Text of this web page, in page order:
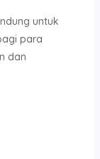
untuk
para
dan